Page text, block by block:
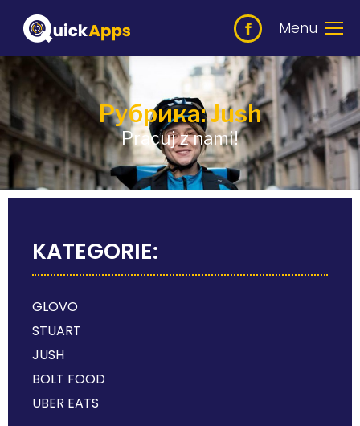
Menu
Рубрика: Jush
Pracuj z nami!
KATEGORIE:
GLOVO
STUART
JUSH
BOLT FOOD
UBER EATS